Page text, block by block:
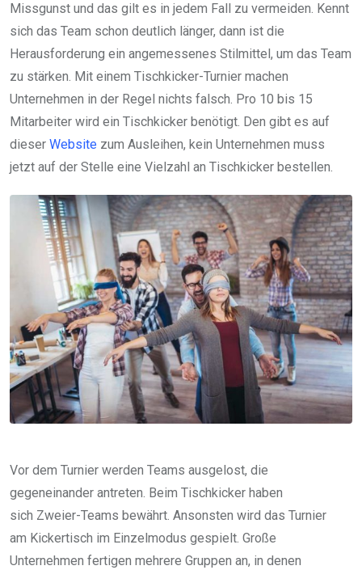
Missgunst und das gilt es in jedem Fall zu vermeiden. Kennt
sich das Team schon deutlich länger, dann ist die
Herausforderung ein angemessenes Stilmittel, um das Team
zu stärken. Mit einem Tischkicker-Turnier machen
Unternehmen in der Regel nichts falsch. Pro 10 bis 15
Mitarbeiter wird ein Tischkicker benötigt. Den gibt es auf
dieser Website zum Ausleihen, kein Unternehmen muss
jetzt auf der Stelle eine Vielzahl an Tischkicker bestellen.
Vor dem Turnier werden Teams ausgelost, die
gegeneinander antreten. Beim Tischkicker haben
sich Zweier-Teams bewährt. Ansonsten wird das Turnier
am Kickertisch im Einzelmodus gespielt. Große
Unternehmen fertigen mehrere Gruppen an, in denen